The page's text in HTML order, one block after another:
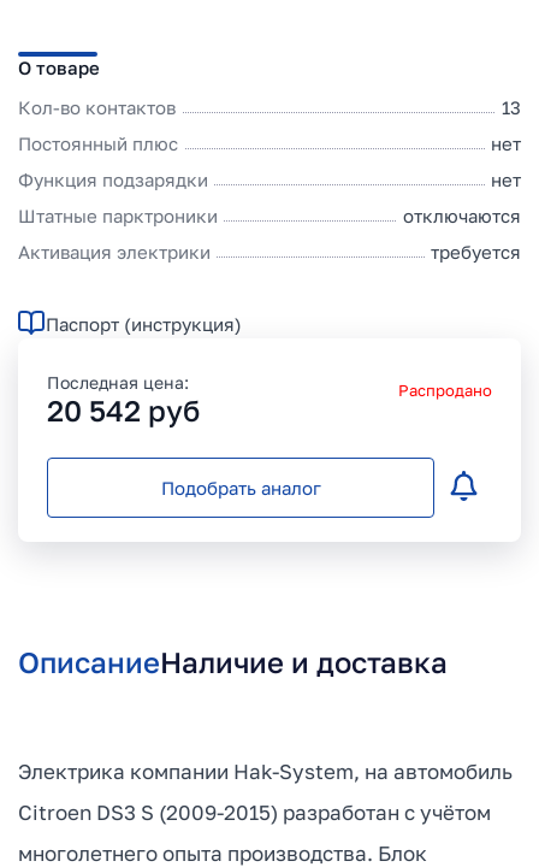
О товаре
Кол-во контактов
13
Постоянный плюс
нет
Функция подзарядки
нет
Штатные парктроники
отключаются
Активация электрики
требуется
Паспорт (инструкция)
Последная цена:
20 542 руб
Распродано
Подобрать аналог
ОписаниеНаличие и доставка
Электрика компании Hak-System, на автомобиль
Citroen DS3 S (2009-2015) разработан с учётом
многолетнего опыта производства. Блок